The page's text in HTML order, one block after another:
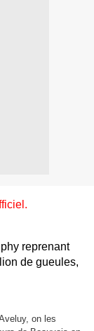
reprenant
de gueules,
on les